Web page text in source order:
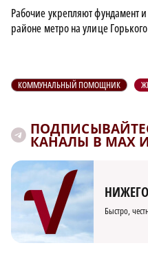
Рабочие укрепляют фундамент
районе метро на улице Горького
КОММУНАЛЬНЫЙ ПОМОЩНИК
КАНАЛЫ В MAX И
Быстро,